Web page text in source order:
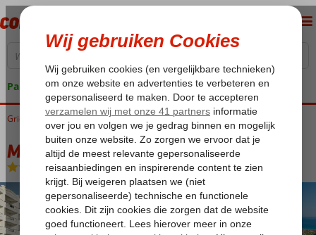
Pakketgarantie
Home
Griekenland Rhodos Rhodos-Stad Mitsis Grand Hotel
Mitsis Grand Hotel
Ultra All Inclusive-Hotel